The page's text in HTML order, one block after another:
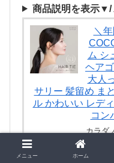
商品説明を表示
＼
ム シ
ヘア
大人
サリー 髪留め ま
ル かわいい レデ
コン
カラダ
￥ 1,498
（
メニュー ホーム